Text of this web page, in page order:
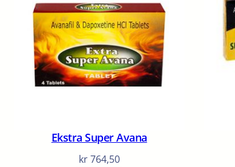
Ekstra Super Avana
kr764,50